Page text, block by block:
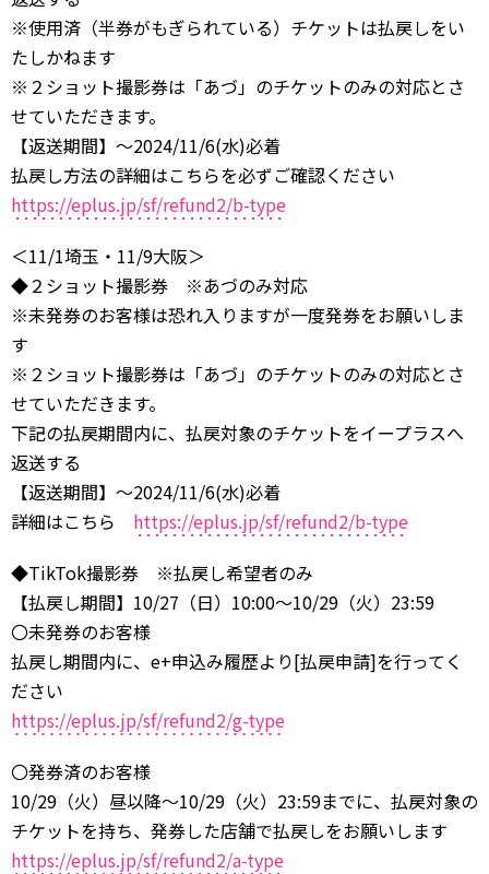
※使用済（半券がもぎられている）チケットは払戻しをい
たしかねます
※２ショット撮影券は「あづ」のチケットのみの対応とさ
せていただきます。
【返送期間】～2024/11/6(水)必着
払戻し方法の詳細はこちらを必ずご確認ください
https://eplus.jp/sf/refund2/b-type
＜11/1埼玉・11/9大阪＞
◆２ショット撮影券 ※あづのみ対応
※未発券のお客様は恐れ入りますが一度発券をお願いしま
す
※２ショット撮影券は「あづ」のチケットのみの対応とさ
せていただきます。
下記の払戻期間内に、払戻対象のチケットをイープラスへ
返送する
【返送期間】～2024/11/6(水)必着
詳細はこちら https://eplus.jp/sf/refund2/b-type
◆TikTok撮影券 ※払戻し希望者のみ
【払戻し期間】10/27（日）10:00～10/29（火）23:59
〇未発券のお客様
払戻し期間内に、e+申込み履歴より[払戻申請]を行ってく
ださい
https://eplus.jp/sf/refund2/g-type
〇発券済のお客様
10/29（火）昼以降～10/29（火）23:59までに、払戻対象の
チケットを持ち、発券した店舗で払戻しをお願いします
https://eplus.jp/sf/refund2/a-type